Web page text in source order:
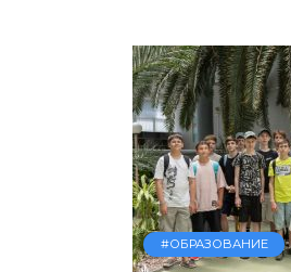
#ОБРАЗОВАНИЕ